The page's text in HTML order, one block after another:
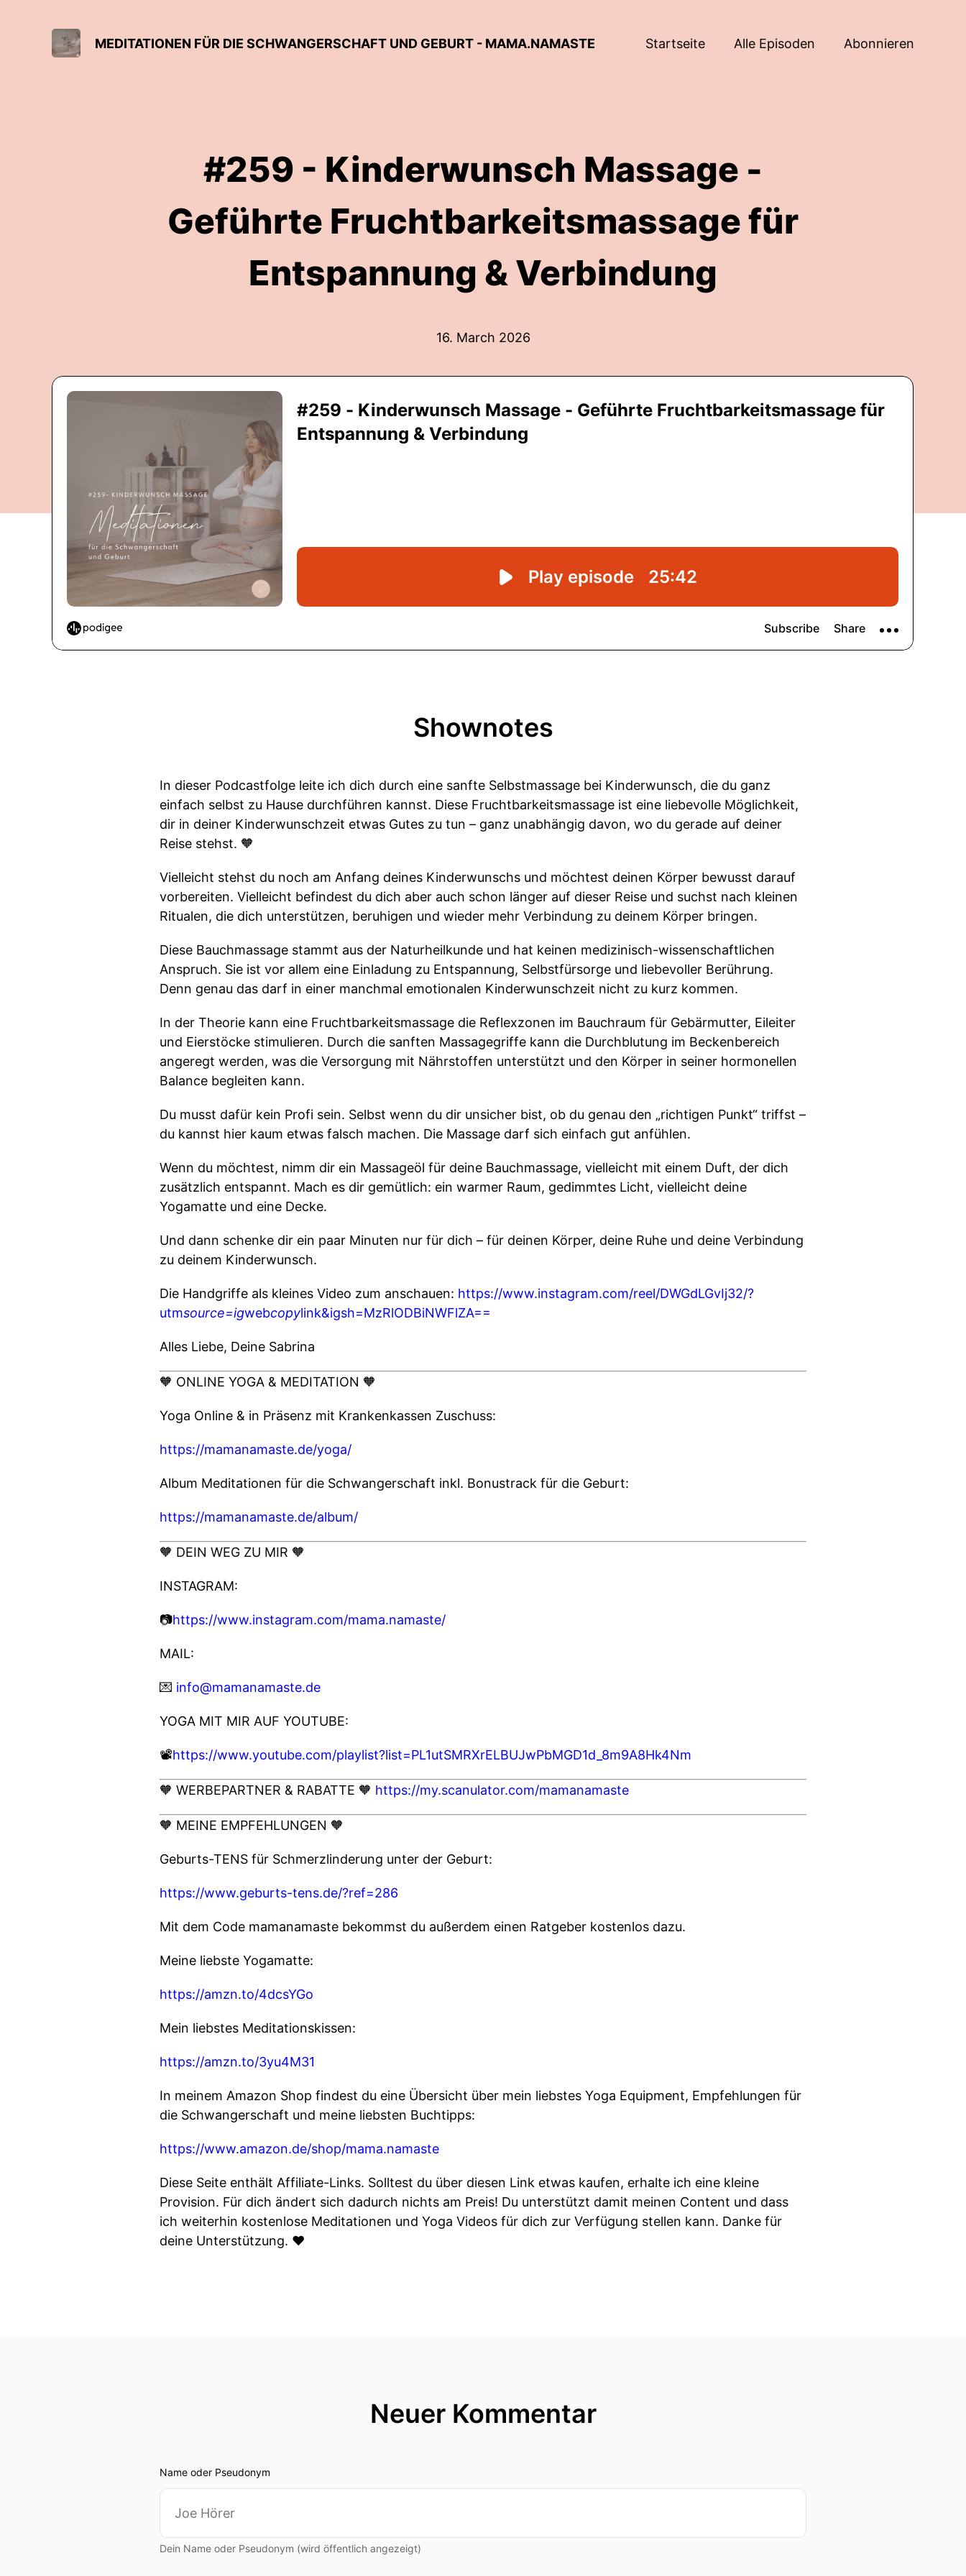
MEDITATIONEN FÜR DIE SCHWANGERSCHAFT UND GEBURT - MAMA.NAMASTE Startseite Alle Episoden Abonnieren
#259 - Kinderwunsch Massage -
Geführte Fruchtbarkeitsmassage für
Entspannung & Verbindung
16. March 2026
Shownotes
In dieser Podcastfolge leite ich dich durch eine sanfte Selbstmassage bei Kinderwunsch, die du ganz
einfach selbst zu Hause durchführen kannst. Diese Fruchtbarkeitsmassage ist eine liebevolle Möglichkeit,
dir in deiner Kinderwunschzeit etwas Gutes zu tun – ganz unabhängig davon, wo du gerade auf deiner
Reise stehst. 🧡
Vielleicht stehst du noch am Anfang deines Kinderwunschs und möchtest deinen Körper bewusst darauf
vorbereiten. Vielleicht befindest du dich aber auch schon länger auf dieser Reise und suchst nach kleinen
Ritualen, die dich unterstützen, beruhigen und wieder mehr Verbindung zu deinem Körper bringen.
Diese Bauchmassage stammt aus der Naturheilkunde und hat keinen medizinisch-wissenschaftlichen
Anspruch. Sie ist vor allem eine Einladung zu Entspannung, Selbstfürsorge und liebevoller Berührung.
Denn genau das darf in einer manchmal emotionalen Kinderwunschzeit nicht zu kurz kommen.
In der Theorie kann eine Fruchtbarkeitsmassage die Reflexzonen im Bauchraum für Gebärmutter, Eileiter
und Eierstöcke stimulieren. Durch die sanften Massagegriffe kann die Durchblutung im Beckenbereich
angeregt werden, was die Versorgung mit Nährstoffen unterstützt und den Körper in seiner hormonellen
Balance begleiten kann.
Du musst dafür kein Profi sein. Selbst wenn du dir unsicher bist, ob du genau den „richtigen Punkt“ triffst –
du kannst hier kaum etwas falsch machen. Die Massage darf sich einfach gut anfühlen.
Wenn du möchtest, nimm dir ein Massageöl für deine Bauchmassage, vielleicht mit einem Duft, der dich
zusätzlich entspannt. Mach es dir gemütlich: ein warmer Raum, gedimmtes Licht, vielleicht deine
Yogamatte und eine Decke.
Und dann schenke dir ein paar Minuten nur für dich – für deinen Körper, deine Ruhe und deine Verbindung
zu deinem Kinderwunsch.
Die Handgriffe als kleines Video zum anschauen: https://www.instagram.com/reel/DWGdLGvIj32/?
utmsource=igwebcopylink&igsh=MzRlODBiNWFlZA==
Alles Liebe, Deine Sabrina
🧡 ONLINE YOGA & MEDITATION 🧡
Yoga Online & in Präsenz mit Krankenkassen Zuschuss:
https://mamanamaste.de/yoga/
Album Meditationen für die Schwangerschaft inkl. Bonustrack für die Geburt:
https://mamanamaste.de/album/
🧡 DEIN WEG ZU MIR 🧡
INSTAGRAM:
📷https://www.instagram.com/mama.namaste/
MAIL:
💌 info@mamanamaste.de
YOGA MIT MIR AUF YOUTUBE:
📽️https://www.youtube.com/playlist?list=PL1utSMRXrELBUJwPbMGD1d_8m9A8Hk4Nm
🧡 WERBEPARTNER & RABATTE 🧡 https://my.scanulator.com/mamanamaste
🧡 MEINE EMPFEHLUNGEN 🧡
Geburts-TENS für Schmerzlinderung unter der Geburt:
https://www.geburts-tens.de/?ref=286
Mit dem Code mamanamaste bekommst du außerdem einen Ratgeber kostenlos dazu.
Meine liebste Yogamatte:
https://amzn.to/4dcsYGo
Mein liebstes Meditationskissen:
https://amzn.to/3yu4M31
In meinem Amazon Shop findest du eine Übersicht über mein liebstes Yoga Equipment, Empfehlungen für
die Schwangerschaft und meine liebsten Buchtipps:
https://www.amazon.de/shop/mama.namaste
Diese Seite enthält Affiliate-Links. Solltest du über diesen Link etwas kaufen, erhalte ich eine kleine
Provision. Für dich ändert sich dadurch nichts am Preis! Du unterstützt damit meinen Content und dass
ich weiterhin kostenlose Meditationen und Yoga Videos für dich zur Verfügung stellen kann. Danke für
deine Unterstützung. ♥
Neuer Kommentar
Name oder Pseudonym
Dein Name oder Pseudonym (wird öffentlich angezeigt)